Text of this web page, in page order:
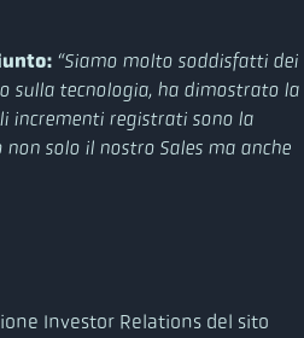
“Siamo molto soddisfatti dei
sulla tecnologia, ha dimostrato la
incrementi registrati sono la
solo il nostro Sales ma anche
Investor Relations del sito